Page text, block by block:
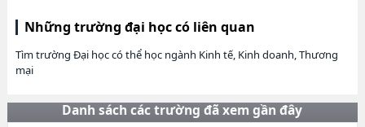
Những trường đại học có liên quan
Tìm trường Đại học có thể học ngành Kinh tế, Kinh doanh, Thương
mại
Danh sách các trường đã xem gần đây